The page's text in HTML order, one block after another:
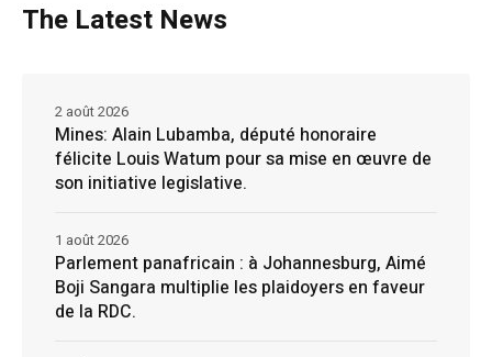
The Latest News
Mines: Alain Lubamba, député honoraire
félicite Louis Watum pour sa mise en œuvre de
son initiative legislative.
2 août 2026
Parlement panafricain : à Johannesburg, Aimé
Boji Sangara multiplie les plaidoyers en faveur
de la RDC.
1 août 2026